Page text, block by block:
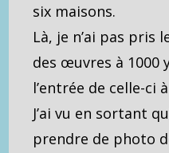
six maisons.
Là, je n’ai pas pris
des œuvres à 1000
l’entrée de celle-ci
J’ai vu en sortant
prendre de photo